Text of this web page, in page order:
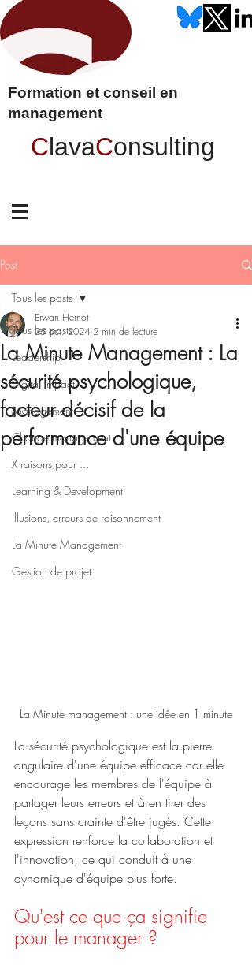
Formation et conseil en
management
ClavaConsulting
Post
Tous les posts
Leadership
Digital impact
Management
Change management
X raisons pour ...
Learning & Development
Illusions, erreurs de raisonnement
La Minute Management
Gestion de projet
Tous les posts
La Minute Management : La
sécurité psychologique,
facteur décisif de la
performance d'une équipe
Erwan Hernot
25 oct. 2024 2 min de lecture
La Minute management : une idée en 1 minute
La sécurité psychologique est la pierre
angulaire d'une équipe efficace car elle
encourage les membres de l'équipe à
partager leurs erreurs et à en tirer des
leçons sans crainte d'être jugés. Cette
expression renforce la collaboration et
l'innovation, ce qui conduit à une
dynamique d'équipe plus forte.
Qu'est ce que ça signifie
pour le manager ?